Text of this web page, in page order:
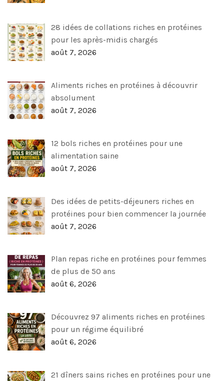
28 idées de collations riches en protéines
pour les après-midis chargés
août 7, 2026
Aliments riches en protéines à découvrir
absolument
août 7, 2026
12 bols riches en protéines pour une
alimentation saine
août 7, 2026
Des idées de petits-déjeuners riches en
protéines pour bien commencer la journée
août 7, 2026
Plan repas riche en protéines pour femmes
de plus de 50 ans
août 6, 2026
Découvrez 97 aliments riches en protéines
pour un régime équilibré
août 6, 2026
21 dîners sains riches en protéines pour une